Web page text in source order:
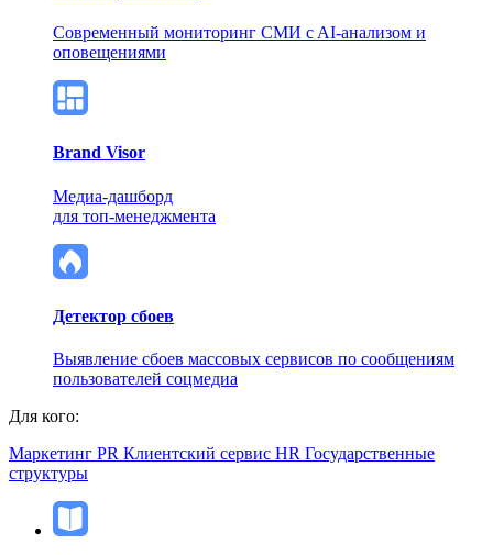
Современный мониторинг СМИ c AI-анализом и
оповещениями
Brand Visor
Медиа-дашборд
для топ-менеджмента
Детектор сбоев
Выявление сбоев массовых сервисов по сообщениям
пользователей соцмедиа
Для кого:
Маркетинг PR Клиентский сервис HR Государственные
структуры